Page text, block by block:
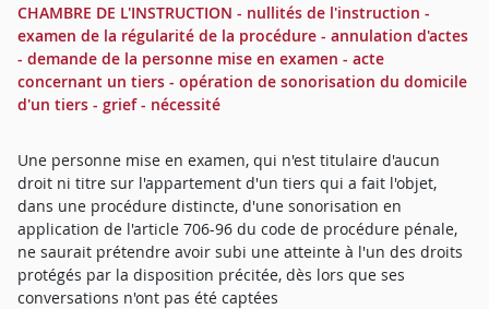
CHAMBRE DE L'INSTRUCTION - nullités de l'instruction -
examen de la régularité de la procédure - annulation d'actes
- demande de la personne mise en examen - acte
concernant un tiers - opération de sonorisation du domicile
d'un tiers - grief - nécessité
Une personne mise en examen, qui n'est titulaire d'aucun
droit ni titre sur l'appartement d'un tiers qui a fait l'objet,
dans une procédure distincte, d'une sonorisation en
application de l'article 706-96 du code de procédure pénale,
ne saurait prétendre avoir subi une atteinte à l'un des droits
protégés par la disposition précitée, dès lors que ses
conversations n'ont pas été captées